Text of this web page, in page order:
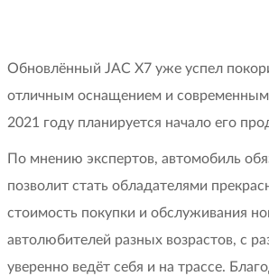
Обновлённый JAC X7 уже успел
отличным оснащением и современным
2021 году планируется начало его
По мнению экспертов, автомобиль
позволит стать обладателями
стоимость покупки и обслуживания
автолюбителей разных возрастов, с
уверенно ведёт себя и на трассе.